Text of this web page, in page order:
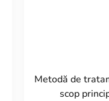
Metodă de
scop